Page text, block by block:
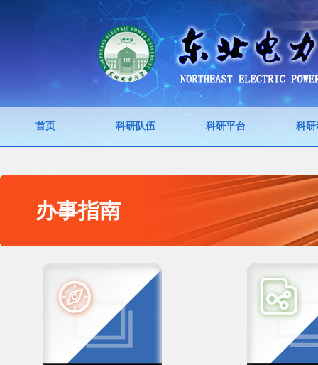
首页 科研队伍 科研平台 科研
办事指南